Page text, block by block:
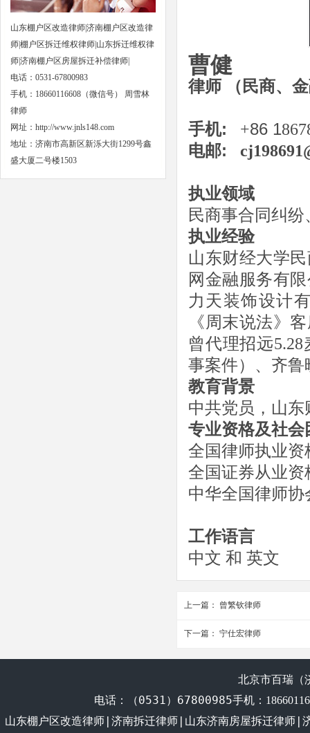
山东棚户区改造律师|济南棚户区改造律
师|棚户区拆迁维权律师|山东拆迁维权律
师|济南棚户区房屋拆迁补偿律师|
电话：0531-67800983
手机：18660116608（微信号） 周雪林
律师
网址： http://www.jnls148.com
地址：济南市高新区新泺大街1299号鑫
盛大厦二号楼1503
曹健
律师 （民商、
手机: +86 1
电邮:
执业领域
民商事合同纠纷
执业经验
山东财经大学
网金融服务有
力天装饰设计
《周末说法》
曾代理招远5.28
事案件）、齐
教育背景
中共党员，山
专业资格及社会
全国律师执业资
全国证券从业资
中华全国律师协
工作语言
中文 和 英文
上一篇： 曾繁钦律师
下一篇： 宁仕宏律师
北京市百瑞（
电话： （0531）67800985手机：
山东棚户区改造律师|济南拆迁律师|山东济南房屋拆迁律师